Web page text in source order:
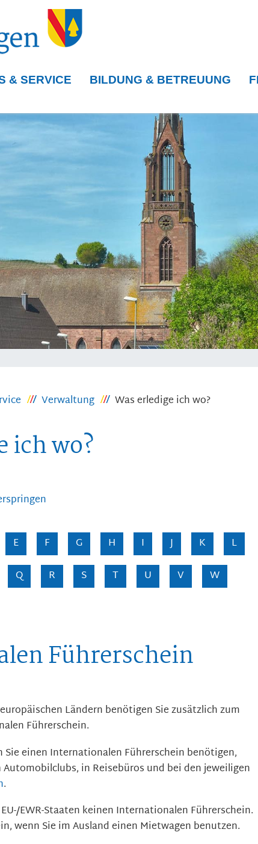
& SERVICE BILDUNG & BETREUUNG
Verwaltung Was erledige ich wo?
ich wo?
E F G H I J K
L
Q R S T U V
W
Führerschein
Ländern benötigen Sie zusätzlich zum
Führerschein.
Sie einen Internationalen Führerschein benötigen,
in Reisebüros und bei den jeweiligen
.
EWR-Staaten keinen Internationalen Führerschein.
wenn Sie im Ausland einen Mietwagen benutzen.